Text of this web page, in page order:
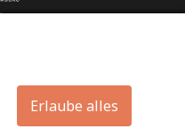
Erlaube alles